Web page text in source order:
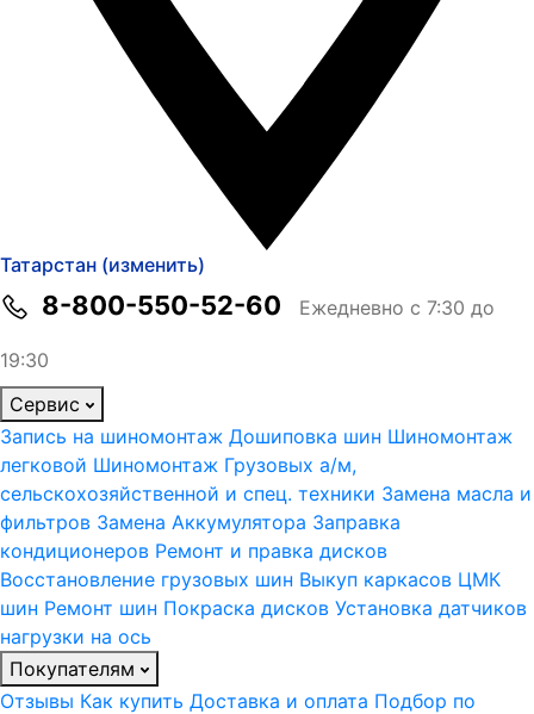
Татарстан (изменить)
8-800-550-52-60 Ежедневно с 7:30 до
19:30
Сервис
Запись на шиномонтаж Дошиповка шин Шиномонтаж
легковой Шиномонтаж Грузовых а/м,
сельскохозяйственной и спец. техники Замена масла и
фильтров Замена Аккумулятора Заправка
кондиционеров Ремонт и правка дисков
Восстановление грузовых шин Выкуп каркасов ЦМК
шин Ремонт шин Покраска дисков Установка датчиков
нагрузки на ось
Покупателям
Отзывы Как купить Доставка и оплата Подбор по